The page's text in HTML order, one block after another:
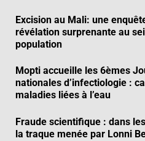
Excision au Mali: une
révélation surprenante au
population
Mopti accueille les 6èmes
nationales d’infectiologie :
maladies liées à l’eau
Fraude scientifique : dans
la traque menée par Lonni